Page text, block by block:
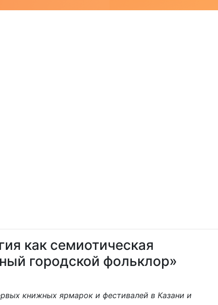
как семиотическая
городской фольклор»
книжных ярмарок и фестивалей в Казани и